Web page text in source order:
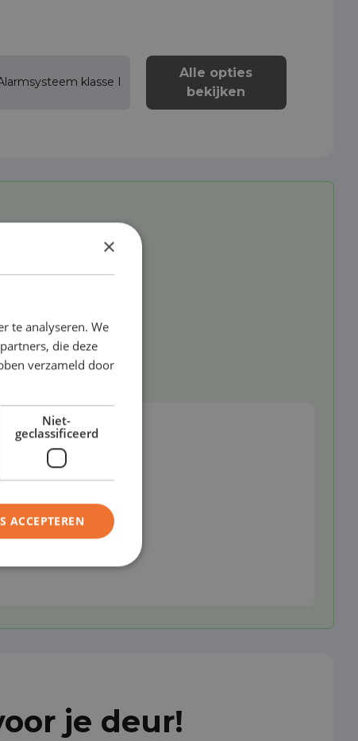
klasse I
Alle opties
bekijken
je deur!
×
te analyseren. We
die deze
verzameld door
Niet-
geclassificeerd
ACCEPTEREN